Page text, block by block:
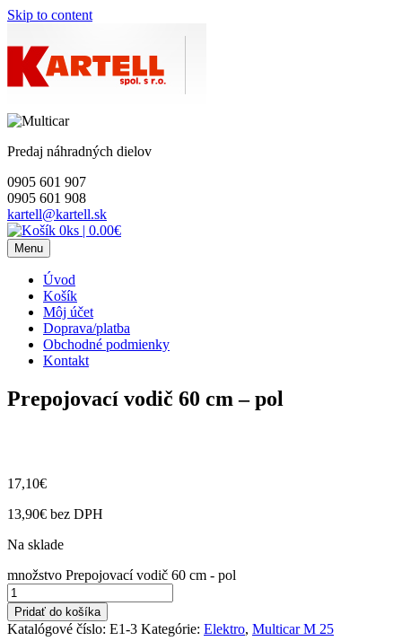
Skip to content
Predaj náhradných dielov
0905 601 907
0905 601 908
kartell@kartell.sk
0ks | 0.00€
Menu
Úvod
Košík
Môj účet
Doprava/platba
Obchodné podmienky
Kontakt
Prepojovací vodič 60 cm – pol
17,10€
13,90€ bez DPH
Na sklade
množstvo Prepojovací vodič 60 cm - pol
Pridať do košíka
Katalógové číslo: E1-3 Kategórie: Elektro, Multicar M 25